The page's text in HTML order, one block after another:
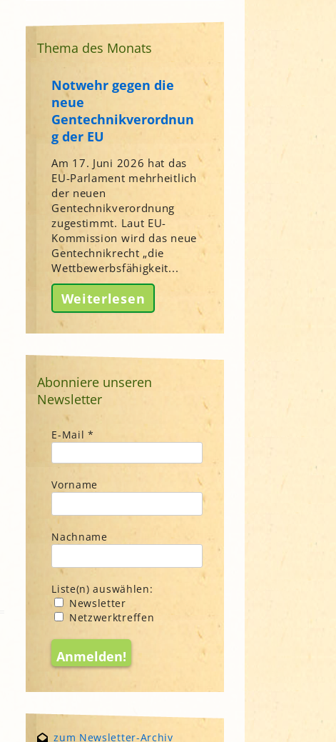
Thema des Monats
Notwehr gegen die
neue
Gentechnikverordnun
g der EU
Am 17. Juni 2026 hat das
EU-Parlament mehrheitlich
der neuen
Gentechnikverordnung
zugestimmt. Laut EU-
Kommission wird das neue
Gentechnikrecht „die
Wettbewerbsfähigkeit...
Weiterlesen
Abonniere unseren
Newsletter
E-Mail*
Vorname
Nachname
Liste(n) auswählen:
Newsletter
Netzwerktreffen
zum Newsletter-Archiv